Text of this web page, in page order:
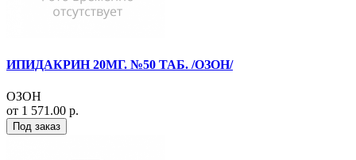
ИПИДАКРИН 20МГ. №50 ТАБ. /ОЗОН/
ОЗОН
от 1 571.00 р.
Под заказ